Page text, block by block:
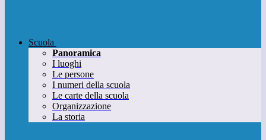
Scuola
Panoramica
I luoghi
Le persone
I numeri della scuola
Le carte della scuola
Organizzazione
La storia